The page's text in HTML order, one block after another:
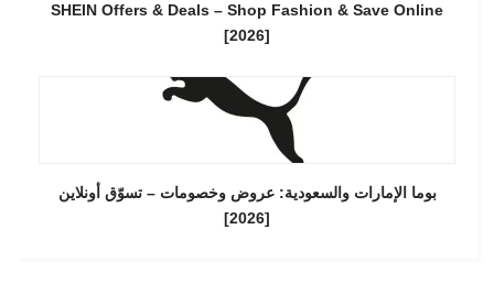
SHEIN Offers & Deals – Shop Fashion & Save Online
[2026]
بوما الإمارات والسعودية: عروض وخصومات – تسوّق أونلاين
[2026]